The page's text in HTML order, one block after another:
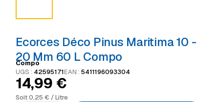
Ecorces Déco Pinus Maritima 10 -
20 Mm 60 L Compo
Compo
UGS : 42595171EAN : 5411196093304
14,99 €
Soit0,25 € / Litre